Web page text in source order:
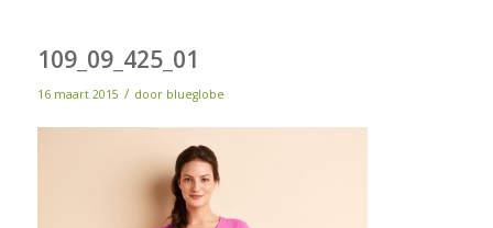
109_09_425_01
16 maart 2015 / door blueglobe